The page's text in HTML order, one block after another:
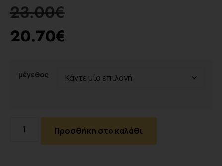
23.00€
20.70€
μέγεθος
Προσθήκη στο καλάθι